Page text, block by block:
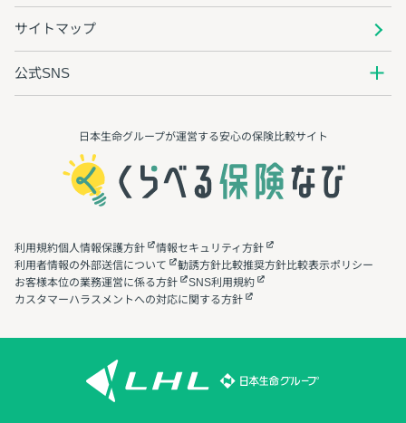
サイトマップ
公式SNS
日本生命グループが運営する安心の保険⽐較サイト
利用規約個人情報保護方針
情報セキュリティ方針
利用者情報の外部送信について
勧誘方針 比較推奨方針 比較表示ポリシー
お客様本位の業務運営に係る方針
SNS利用規約
カスタマーハラスメントへの対応に関する方針